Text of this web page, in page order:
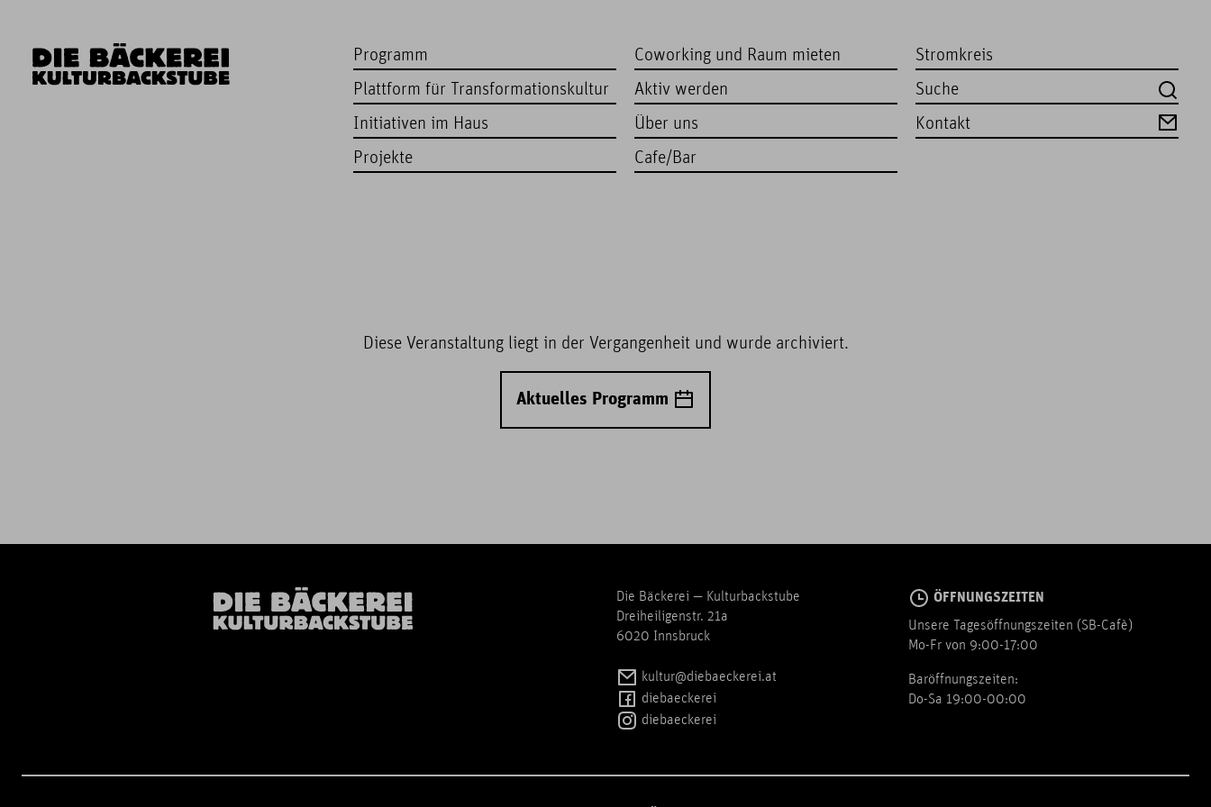
Programm
Plattform für Transformationskultur
Initiativen im Haus
Projekte
Coworking und Raum mieten
Aktiv werden
Über uns
Cafe/Bar
Stromkreis
Kontakt
Diese Veranstaltung liegt in der Vergangenheit und wurde archiviert.
Aktuelles Programm
Die Bäckerei — Kulturbackstube
Dreiheiligenstr. 21a
6020 Innsbruck
kultur@diebaeckerei.at
diebaeckerei
diebaeckerei
ÖFFNUNGSZEITEN
Unsere Tagesöffnungszeiten (SB-Cafè)
Mo-Fr von 9:00-17:00
Baröffnungszeiten:
Do-Sa 19:00-00:00